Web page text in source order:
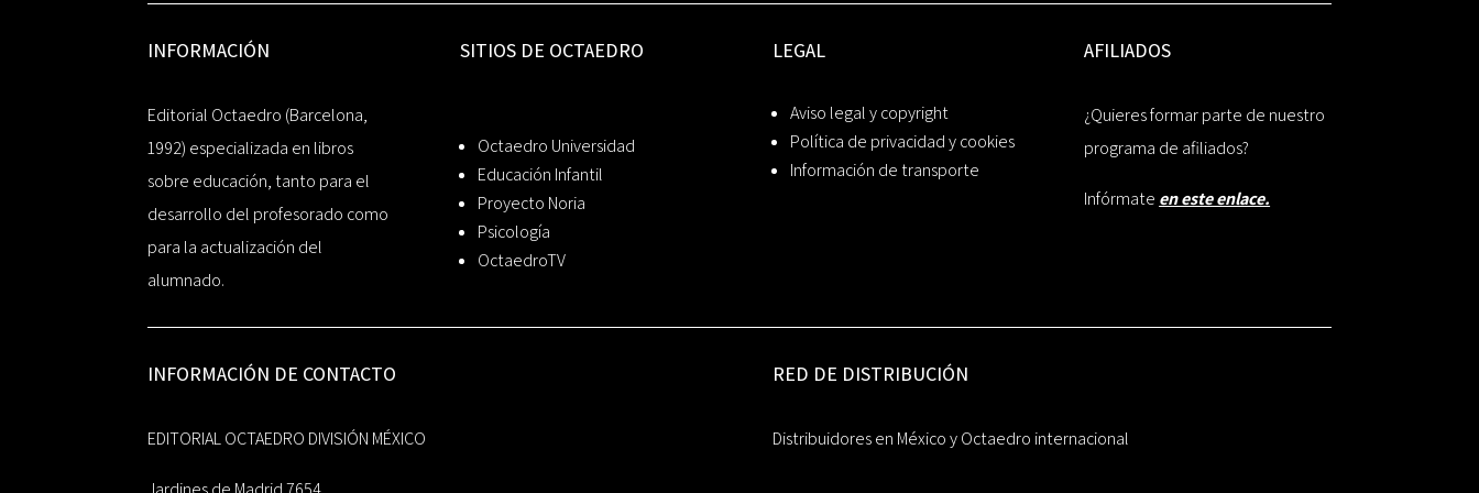
INFORMACIÓN
Editorial Octaedro (Barcelona,
1992) especializada en libros
sobre educación, tanto para el
desarrollo del profesorado como
para la actualización del
alumnado.
SITIOS DE OCTAEDRO
Octaedro Universidad
Educación Infantil
Proyecto Noria
Psicología
OctaedroTV
LEGAL
Aviso legal y copyright
Política de privacidad y cookies
Información de transporte
AFILIADOS
¿Quieres formar parte de nuestro
programa de afiliados?
Infórmate en este enlace.
INFORMACIÓN DE CONTACTO
EDITORIAL OCTAEDRO DIVISIÓN MÉXICO
RED DE DISTRIBUCIÓN
Distribuidores en México y Octaedro internacional